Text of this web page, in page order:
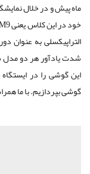
التراپیکسلی به عنوان
شدت یادآور هر دو
این گوشی را در ایستگاه
گوشی بپردازیم. با ما